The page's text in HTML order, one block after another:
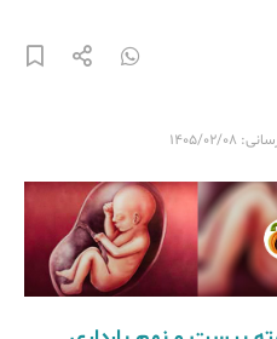
۱۴۰۵/۰۲/۰۸